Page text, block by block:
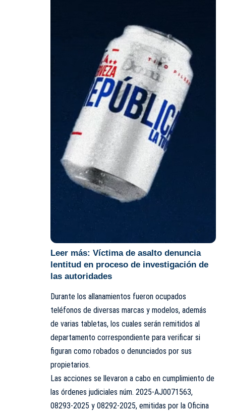
Leer más: Víctima de asalto denuncia
lentitud en proceso de investigación de
las autoridades
Durante los allanamientos fueron ocupados
teléfonos de diversas marcas y modelos, además
de varias tabletas, los cuales serán remitidos al
departamento correspondiente para verificar si
figuran como robados o denunciados por sus
propietarios.
Las acciones se llevaron a cabo en cumplimiento de
las órdenes judiciales núm. 2025-AJ0071563,
08293-2025 y 08292-2025, emitidas por la Oficina